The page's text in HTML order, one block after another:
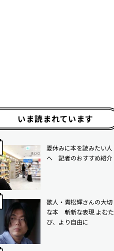
いま読まれています
夏休みに本を読みたい人
へ 記者のおすすめ紹介
歌人・青松輝さんの大切
な本 斬新な表現 よむた
び、より自由に